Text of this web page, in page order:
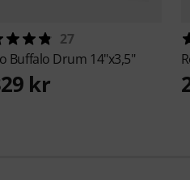
27
Buffalo Drum 14"x3,5"
kr